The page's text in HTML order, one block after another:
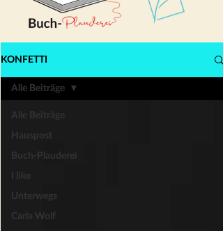
KONFETTI
Alle Beiträge
Hauspost
Buch-Plauderei
I like
Unterwegs
Carla Wolf
Alle Beiträge